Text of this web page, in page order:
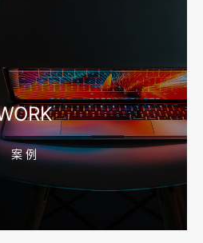
，移动端验收别放到最后
合同、源码和后台要先写清
案 例